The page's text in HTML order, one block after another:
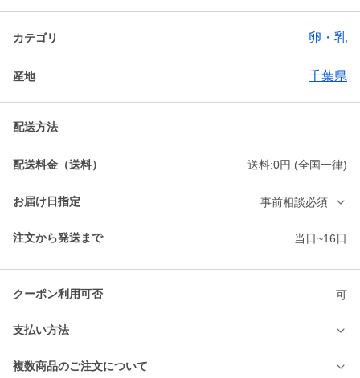
カテゴリ 卵・乳
産地 千葉県
配送方法
配送料金（送料） 送料:0円 (全国一律)
お届け日指定 事前相談必須
注文から発送まで 当日~16日
クーポン利用可否 可
支払い方法
複数商品のご注文について